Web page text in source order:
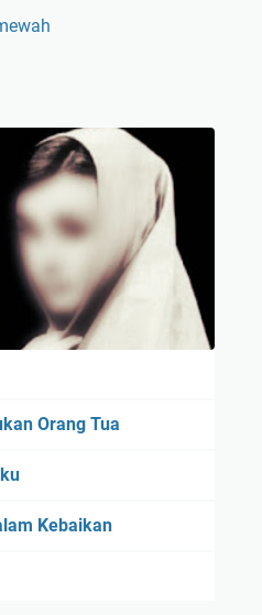
Orang Tua
Kebaikan